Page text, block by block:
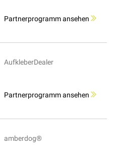
Partnerprogramm ansehen
AufkleberDealer
Partnerprogramm ansehen
amberdog®